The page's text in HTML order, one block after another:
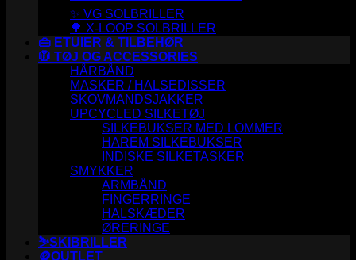
✨ VG SOLBRILLER
🌳 X-LOOP SOLBRILLER
👜 ETUIER & TILBEHØR
🧥 TØJ OG ACCESSORIES
HÅRBÅND
MASKER / HALSEDISSER
SKOVMANDSJAKKER
UPCYCLED SILKETØJ
SILKEBUKSER MED LOMMER
HAREM SILKEBUKSER
INDISKE SILKETASKER
SMYKKER
ARMBÅND
FINGERRINGE
HALSKÆDER
ØRERINGE
⛷️SKIBRILLER
🪙OUTLET